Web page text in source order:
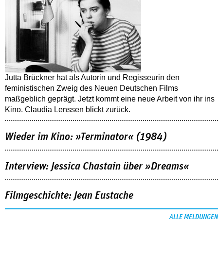
Jutta Brückner hat als Autorin und Regisseurin den
feministischen Zweig des Neuen Deutschen Films
maßgeblich geprägt. Jetzt kommt eine neue Arbeit von ihr ins
Kino. Claudia Lenssen blickt zurück.
Wieder im Kino: »Terminator« (1984)
Interview: Jessica Chastain über »Dreams«
Filmgeschichte: Jean Eustache
ALLE MELDUNGEN